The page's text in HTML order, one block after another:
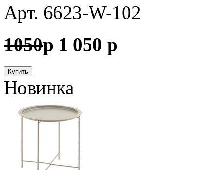
Арт. 6623-W-102
1050p 1 050 p
Купить
Новинка